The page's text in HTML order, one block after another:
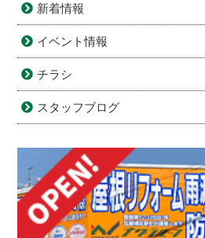
新着情報
イベント情報
チラシ
スタッフブログ